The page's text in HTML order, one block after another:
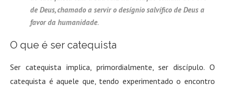
de Deus, chamado a servir o desígnio salvífico de Deus a
favor da humanidade.
O que é ser catequista
Ser catequista implica, primordialmente, ser discípulo. O
catequista é aquele que, tendo experimentado o encontro